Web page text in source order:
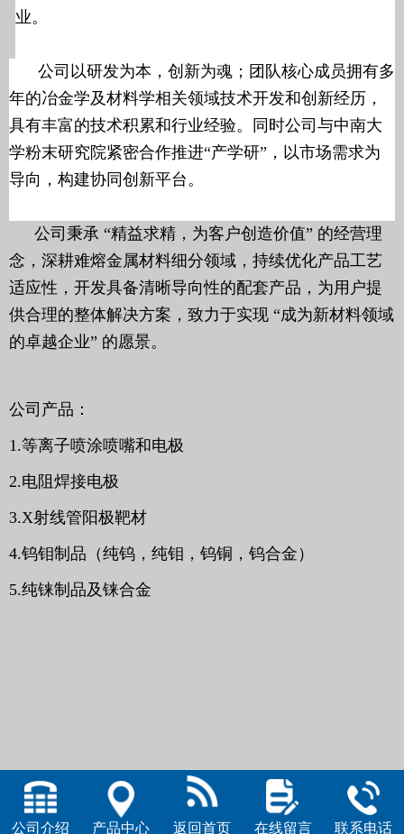
业。
公司以研发为本，创新为魂；团队核心成员拥有多
年的冶金学及材料学相关领域技术开发和创新经历，
具有丰富的技术积累和行业经验。同时公司与中南大
学粉末研究院紧密合作推进“产学研”，以市场需求为
导向，构建协同创新平台。
公司秉承 “精益求精，为客户创造价值” 的经营理
念，深耕难熔金属材料细分领域，持续优化产品工艺
适应性，开发具备清晰导向性的配套产品，为用户提
供合理的整体解决方案，致力于实现 “成为新材料领域
的卓越企业” 的愿景。
公司产品：
1.等离子喷涂喷嘴和电极
2.电阻焊接电极
3.X射线管阳极靶材
4.钨钼制品（纯钨，纯钼，钨铜，钨合金）
5.纯铼制品及铼合金
公司介绍 产品中心 返回首页 在线留言 联系电话